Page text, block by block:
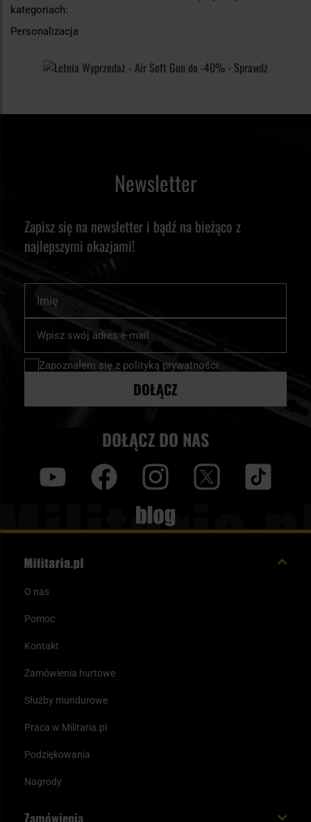
kategoriach:
Personalizacja
Newsletter
Zapisz się na newsletter i bądź na bieżąco z
najlepszymi okazjami!
nasz
newsletter:
Zapoznałem się z polityką prywatności
DOŁĄCZ
DOŁĄCZ DO NAS
Blog
O nas
Pomoc
Kontakt
Zamówienia hurtowe
Służby mundurowe
Praca w Militaria.pl
Podziękowania
Nagrody
Zamówienia